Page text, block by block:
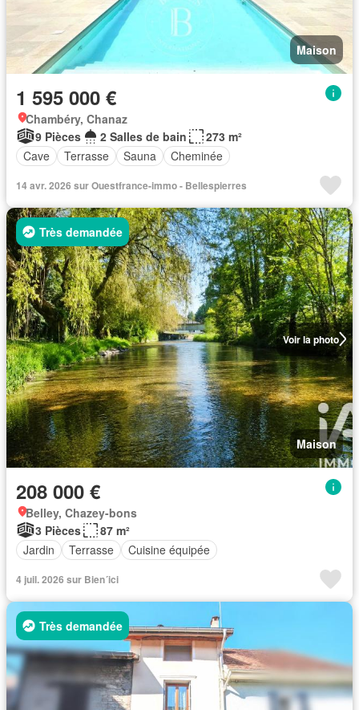
Maison
1 595 000 €
Chambéry, Chanaz
9 Pièces
2 Salles de bain
273 m²
Cave
Terrasse Sauna Cheminée
14 avr. 2026 sur Ouestfrance-immo - Bellespierres
Voir la photo
Très demandée
Maison
208 000 €
Belley, Chazey-bons
3 Pièces
87 m²
Jardin
Terrasse Cuisine équipée
4 juil. 2026 sur Bien´ici
Très demandée